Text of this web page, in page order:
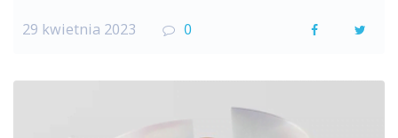
29 kwietnia 2023 0
F